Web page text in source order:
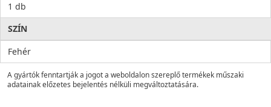
1 db
SZÍN
Fehér
A gyártók fenntartják a jogot a weboldalon szereplő termékek műszaki
adatainak előzetes bejelentés nélküli megváltoztatására.